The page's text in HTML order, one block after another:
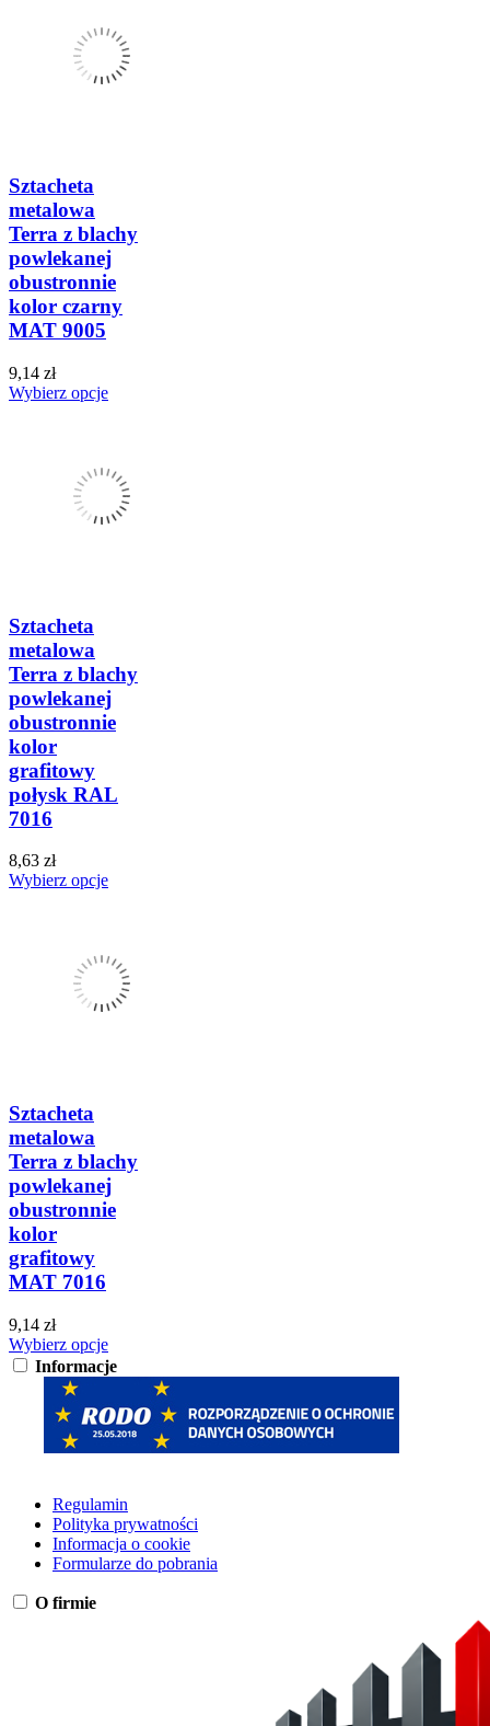
Sztacheta
metalowa
Terra z blachy
powlekanej
obustronnie
kolor czarny
MAT 9005
9,14 zł
Wybierz opcje
Sztacheta
metalowa
Terra z blachy
powlekanej
obustronnie
kolor
grafitowy
połysk RAL
7016
8,63 zł
Wybierz opcje
Sztacheta
metalowa
Terra z blachy
powlekanej
obustronnie
kolor
grafitowy
MAT 7016
9,14 zł
Wybierz opcje
Informacje
Regulamin
Polityka prywatności
Informacja o cookie
Formularze do pobrania
O firmie